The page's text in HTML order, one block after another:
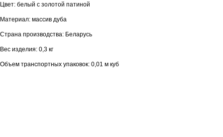
Цвет: белый с золотой патиной
Материал: массив дуба
Страна производства: Беларусь
Вес изделия: 0,3 кг
Объем транспортных упаковок: 0,01 м куб